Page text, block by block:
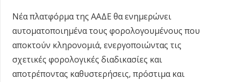
Νέα πλατφόρμα της ΑΑΔΕ θα ενημερώνει
αυτοματοποιημένα τους φορολογουμένους που
αποκτούν κληρονομιά, ενεργοποιώντας τις
σχετικές φορολογικές διαδικασίες και
αποτρέποντας καθυστερήσεις, πρόστιμα και